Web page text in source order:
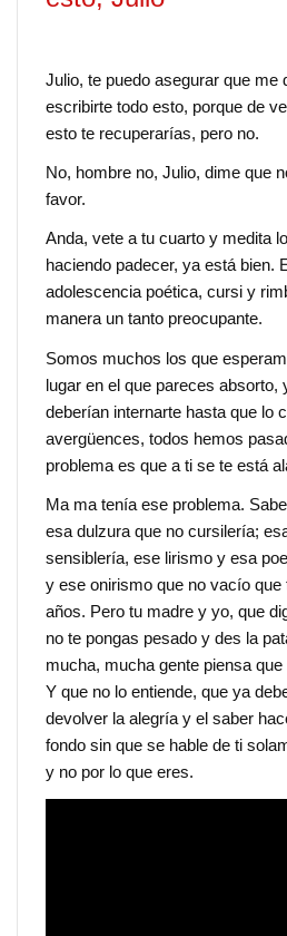
Julio, te puedo asegurar que me
escribirte todo esto, porque de
esto te recuperarías, pero no.
No, hombre no, Julio, dime que
favor.
Anda, vete a tu cuarto y medita
haciendo padecer, ya está bien.
adolescencia poética, cursi y
manera un tanto preocupante.
Somos muchos los que
lugar en el que pareces absorto,
deberían internarte hasta que lo
avergüences, todos hemos
problema es que a ti se te está
Ma ma tenía ese problema.
esa dulzura que no cursilería;
sensiblería, ese lirismo y esa
y ese onirismo que no vacío
años. Pero tu madre y yo, que
no te pongas pesado y des la
mucha, mucha gente piensa
Y que no lo entiende, que ya
devolver la alegría y el saber
fondo sin que se hable de ti
y no por lo que eres.